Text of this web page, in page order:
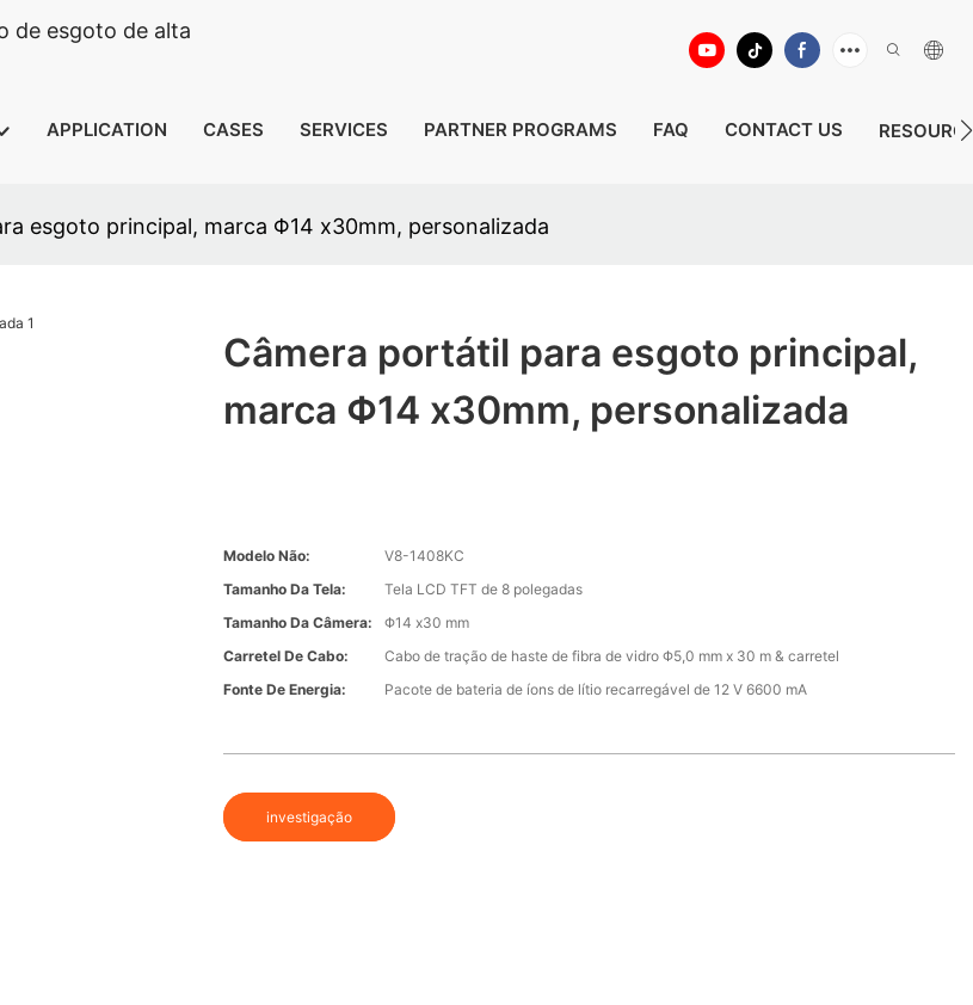
de esgoto de alta
APPLICATION CASES SERVICES PARTNER PROGRAMS FAQ CONTACT US
esgoto principal, marca Φ14 x30mm, personalizada
Câmera portátil para esgoto principal,
marca Φ14 x30mm, personalizada
Modelo Não:
V8-1408KC
Tamanho Da Tela:
Tela LCD TFT de 8 polegadas
Tamanho Da Câmera:
Φ14 x30 mm
Carretel De Cabo:
Cabo de tração de haste de fibra de vidro Φ5,0 mm x 30 m & carretel
Fonte De Energia:
Pacote de bateria de íons de lítio recarregável de 12 V 6600 mA
investigação